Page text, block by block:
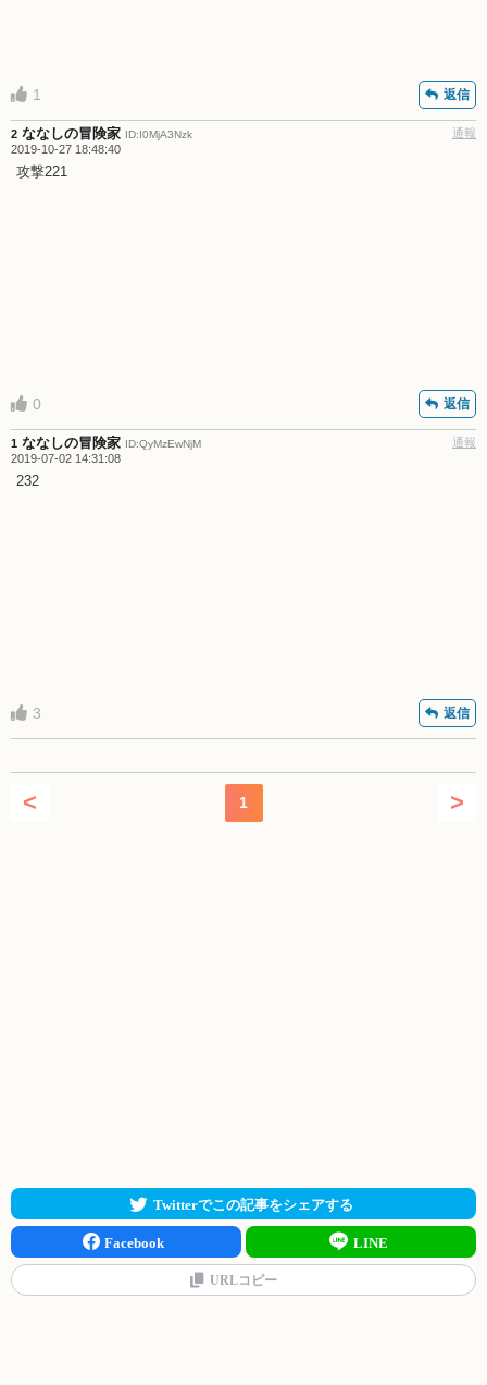
1 返信
2 ななしの冒険家 ID:I0MjA3Nzk
2019-10-27 18:48:40
通報
攻撃221
0 返信
1 ななしの冒険家 ID:QyMzEwNjM
2019-07-02 14:31:08
通報
232
3 返信
< 1 >
Twitterでこの記事をシェアする
Facebook LINE
URLコピー